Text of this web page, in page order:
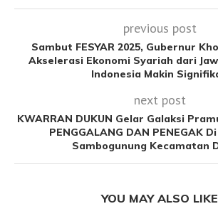
previous post
Sambut FESYAR 2025, Gubernur
Akselerasi Ekonomi Syariah dari
Indonesia Makin
next post
KWARRAN DUKUN Gelar Galaksi
PENGGALANG DAN PENEGAK
Sambogunung Kecamatan
YOU MAY ALSO LIKE